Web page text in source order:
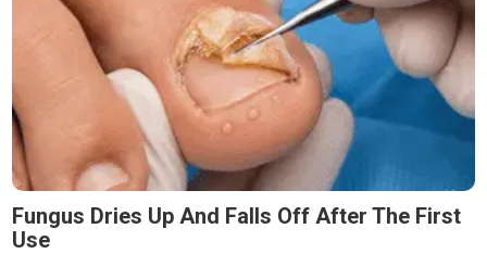
Fungus Dries Up And Falls Off After The First
Use